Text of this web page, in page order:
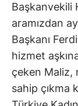
Başkanvekili
aramızdan
Başkanı
hizmet
çeken Maliz,
sahip çıkma